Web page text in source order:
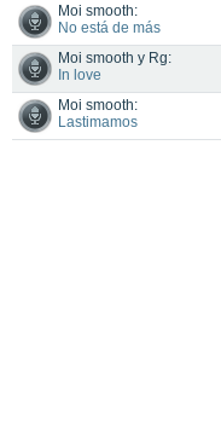
Moi smooth:
No está de más
Moi smooth y Rg:
In love
Moi smooth:
Lastimamos